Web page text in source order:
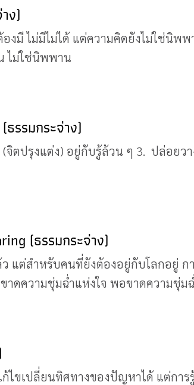
ง)
มี ไม่มีไม่ได้ แต่ความคิดยังไม่ใช่นิพ
ไม่ใช่นิพพาน
รรมกระจ่าง)
ตปรุงแต่ง) อยู่กับรู้ล้วน ๆ 3. ปล่อยว
(ธรรมกระจ่าง)
แต่สำหรับคนที่ยังต้องอยู่กับโลกอยู่ ก
ดความชุ่มฉ่ำแห่งใจ พอขาดความชุ่ม
เปลี่ยนทิศทางของปัญหาได้ แต่การ